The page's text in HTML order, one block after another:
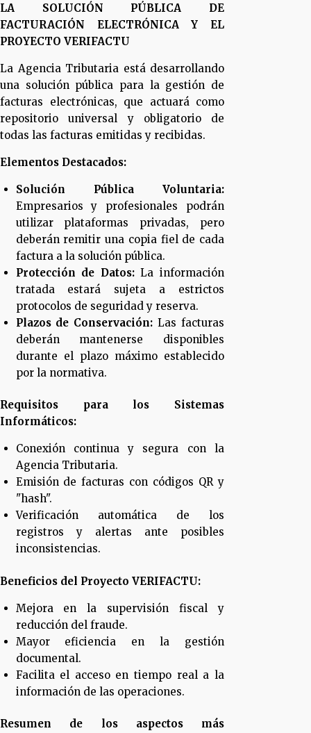
LA SOLUCIÓN PÚBLICA DE
FACTURACIÓN ELECTRÓNICA Y EL
PROYECTO VERIFACTU
La Agencia Tributaria está desarrollando
una solución pública para la gestión de
facturas electrónicas, que actuará como
repositorio universal y obligatorio de
todas las facturas emitidas y recibidas.
Elementos Destacados:
Solución Pública Voluntaria:
Empresarios y profesionales podrán
utilizar plataformas privadas, pero
deberán remitir una copia fiel de cada
factura a la solución pública.
Protección de Datos:La información
tratada estará sujeta a estrictos
protocolos de seguridad y reserva.
Plazos de Conservación: Las facturas
deberán mantenerse disponibles
durante el plazo máximo establecido
por la normativa.
Requisitos para los Sistemas
Informáticos:
Conexión continua y segura con la
Agencia Tributaria.
Emisión de facturas con códigos QR y
"hash".
Verificación automática de los
registros y alertas ante posibles
inconsistencias.
Beneficios del Proyecto VERIFACTU:
Mejora en la supervisión fiscal y
reducción del fraude.
Mayor eficiencia en la gestión
documental.
Facilita el acceso en tiempo real a la
información de las operaciones.
Resumen de los aspectos más